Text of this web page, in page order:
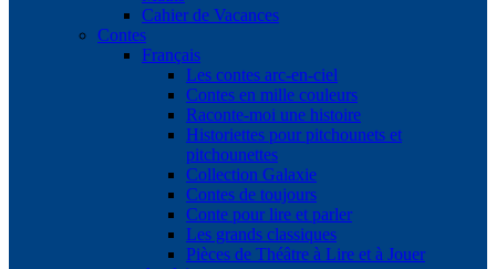
Cahier de Vacances
Contes
Français
Les contes arc-en-ciel
Contes en mille couleurs
Raconte-moi une histoire
Historiettes pour pitchounets et
pitchounettes
Collection Galaxie
Contes de toujours
Conte pour lire et parler
Les grands classiques
Pièces de Théâtre à Lire et à Jouer